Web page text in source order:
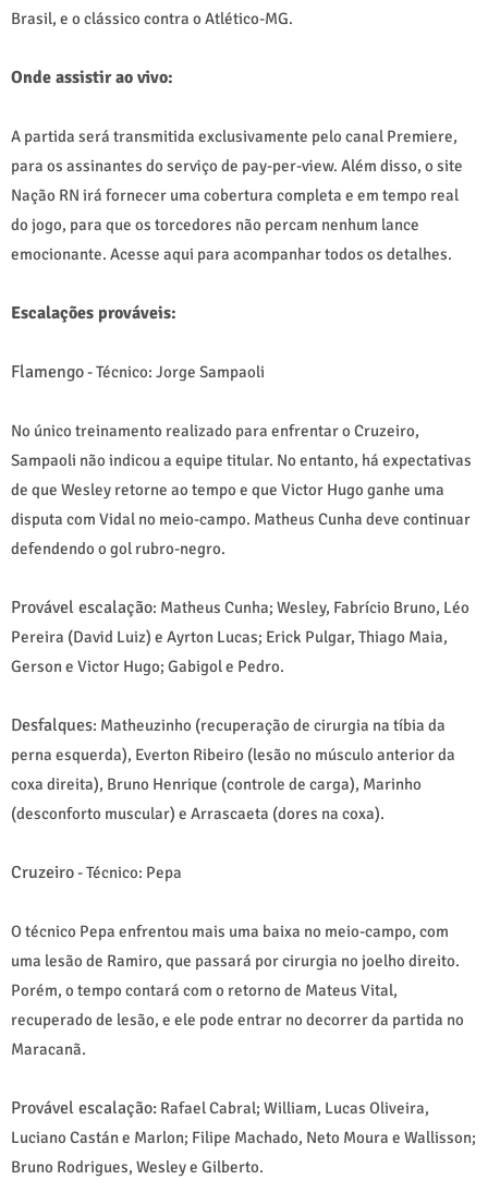
Brasil, e o clássico contra o Atlético-MG.
Onde assistir ao vivo:
A partida será transmitida exclusivamente pelo canal Premiere,
para os assinantes do serviço de pay-per-view. Além disso, o site
Nação RN irá fornecer uma cobertura completa e em tempo real
do jogo, para que os torcedores não percam nenhum lance
emocionante. Acesse aqui para acompanhar todos os detalhes.
Escalações prováveis:
Flamengo- Técnico: Jorge Sampaoli
No único treinamento realizado para enfrentar o Cruzeiro,
Sampaoli não indicou a equipe titular. No entanto, há expectativas
de que Wesley retorne ao tempo e que Victor Hugo ganhe uma
disputa com Vidal no meio-campo. Matheus Cunha deve continuar
defendendo o gol rubro-negro.
Provável escalação: Matheus Cunha; Wesley, Fabrício Bruno, Léo
Pereira (David Luiz) e Ayrton Lucas; Erick Pulgar, Thiago Maia,
Gerson e Victor Hugo; Gabigol e Pedro.
Desfalques: Matheuzinho (recuperação de cirurgia na tíbia da
perna esquerda), Everton Ribeiro (lesão no músculo anterior da
coxa direita), Bruno Henrique (controle de carga), Marinho
(desconforto muscular) e Arrascaeta (dores na coxa).
Cruzeiro- Técnico: Pepa
O técnico Pepa enfrentou mais uma baixa no meio-campo, com
uma lesão de Ramiro, que passará por cirurgia no joelho direito.
Porém, o tempo contará com o retorno de Mateus Vital,
recuperado de lesão, e ele pode entrar no decorrer da partida no
Maracanã.
Provável escalação: Rafael Cabral; William, Lucas Oliveira,
Luciano Castán e Marlon; Filipe Machado, Neto Moura e Wallisson;
Bruno Rodrigues, Wesley e Gilberto.